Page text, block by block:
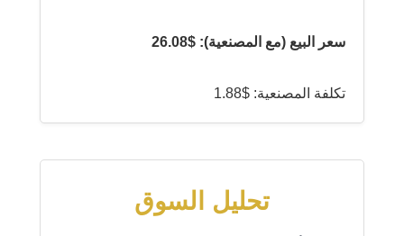
سعر البيع (مع المصنعية): $26.08
تكلفة المصنعية: $1.88
تحليل السوق